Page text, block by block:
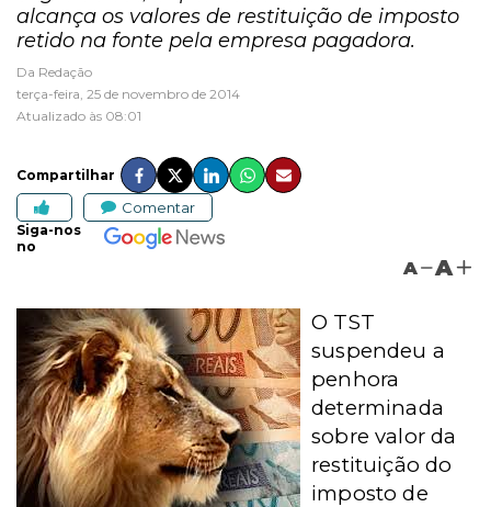
alcança os valores de restituição de imposto
retido na fonte pela empresa pagadora.
Da Redação
terça-feira, 25 de novembro de 2014
Atualizado às 08:01
Compartilhar
Comentar
Siga-nos
no
A A
O TST
suspendeu a
penhora
determinada
sobre valor da
restituição do
imposto de